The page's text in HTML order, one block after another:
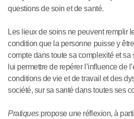
questions de soin et de santé.
Les lieux de soins ne peuvent remplir
condition que la personne puisse y
compte dans toute sa complexité et sa
lui permettre de repérer l’influence de
conditions de vie et de travail et des
société, sur sa santé dans toutes ses
Pratiquespropose une réflexion, à